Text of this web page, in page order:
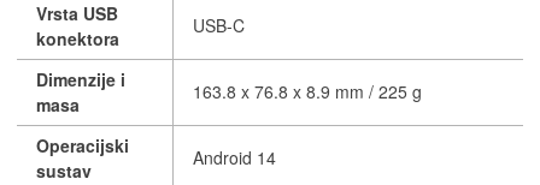
Vrsta USB
konektora
USB-C
Dimenzije i
masa
163.8 x 76.8 x 8.9 mm / 225 g
Operacijski
sustav
Android 14